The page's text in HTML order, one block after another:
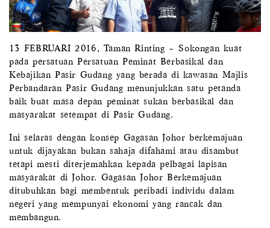
13 FEBRUARI 2016, Taman Rinting – Sokongan kuat
pada persatuan Persatuan Peminat Berbasikal dan
Kebajikan Pasir Gudang yang berada di kawasan Majlis
Perbandaran Pasir Gudang menunjukkan satu petanda
baik buat masa depan peminat sukan berbasikal dan
masyarakat setempat di Pasir Gudang.
Ini selaras dengan konsep Gagasan Johor berkemajuan
untuk dijayakan bukan sahaja difahami atau disambut
tetapi mesti diterjemahkan kepada pelbagai lapisan
masyarakat di Johor. Gagasan Johor Berkemajuan
ditubuhkan bagi membentuk peribadi individu dalam
negeri yang mempunyai ekonomi yang rancak dan
membangun.